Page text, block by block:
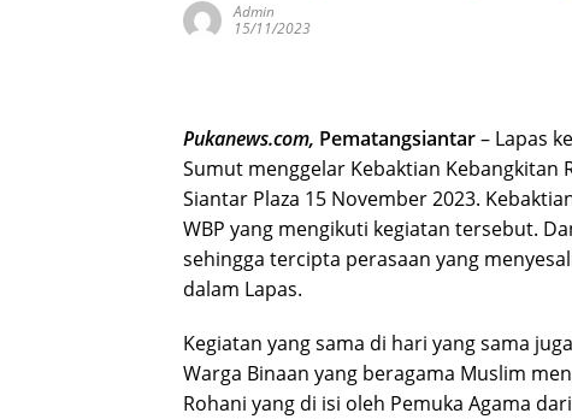
Admin
15/11/2023
Pukanews.com, Pematangsiantar– Lapas
Sumut menggelar Kebaktian Kebangkitan
Siantar Plaza 15 November 2023.
WBP yang mengikuti kegiatan tersebut.
sehingga tercipta perasaan yang
dalam Lapas.
Kegiatan yang sama di hari yang sama
Warga Binaan yang beragama Muslim
Rohani yang di isi oleh Pemuka Agama